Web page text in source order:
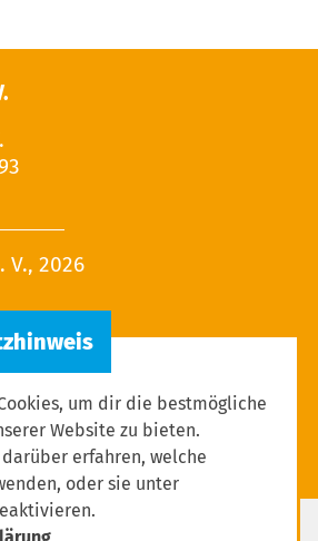
V., 2026
- 13 27
um dir die bestmögliche
Website zu bieten.
erfahren, welche
oder sie unter